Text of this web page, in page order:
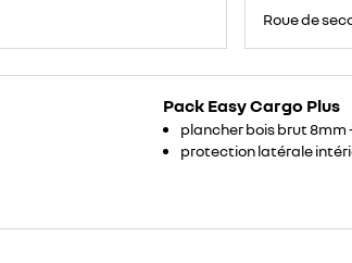
Roue de
Pack Easy Cargo Plus
plancher bois brut 8mm
protection latérale